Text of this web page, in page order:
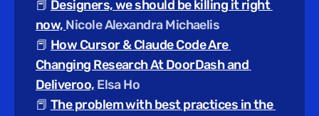
📕 Designers, we should be killing it right
now, Nicole Alexandra Michaelis
📕 How Cursor & Claude Code Are
Changing Research At DoorDash and
Deliveroo, Elsa Ho
📕 The problem with best practices in the